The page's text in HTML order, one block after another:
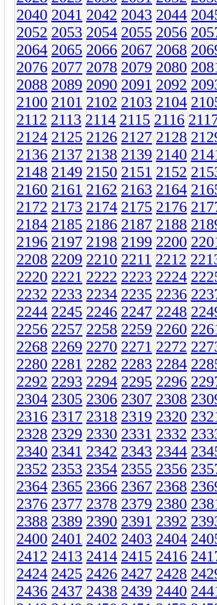
2040 2041 2042 2043 2044
2052 2053 2054 2055 2056
2064 2065 2066 2067 2068
2076 2077 2078 2079 2080
2088 2089 2090 2091 2092
2100 2101 2102 2103 2104
2112 2113 2114 2115 2116
2124 2125 2126 2127 2128
2136 2137 2138 2139 2140
2148 2149 2150 2151 2152
2160 2161 2162 2163 2164
2172 2173 2174 2175 2176
2184 2185 2186 2187 2188
2196 2197 2198 2199 2200
2208 2209 2210 2211 2212
2220 2221 2222 2223 2224
2232 2233 2234 2235 2236
2244 2245 2246 2247 2248
2256 2257 2258 2259 2260
2268 2269 2270 2271 2272
2280 2281 2282 2283 2284
2292 2293 2294 2295 2296
2304 2305 2306 2307 2308
2316 2317 2318 2319 2320
2328 2329 2330 2331 2332
2340 2341 2342 2343 2344
2352 2353 2354 2355 2356
2364 2365 2366 2367 2368
2376 2377 2378 2379 2380
2388 2389 2390 2391 2392
2400 2401 2402 2403 2404
2412 2413 2414 2415 2416
2424 2425 2426 2427 2428
2436 2437 2438 2439 2440